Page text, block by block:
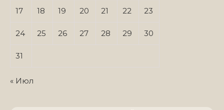
17 18 19 20 21 22 23
24 25 26 27 28 29 30
31
« Июл